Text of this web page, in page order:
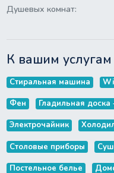
Душевых комнат:
К вашим услугам
Стиральная машина
Фен Гладильная доска
Электрочайник
Столовые приборы
Постельное белье